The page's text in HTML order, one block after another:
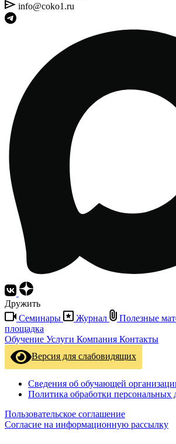
info@coko1.ru
Дружить
Семинары
Журнал Полезные
площадка
Обучение Услуги Компания Контакты
Версия для слабовидящих
Сведения об обучающей
Политика обработки персональных
Пользовательское соглашение
Согласие на информационную рассылку